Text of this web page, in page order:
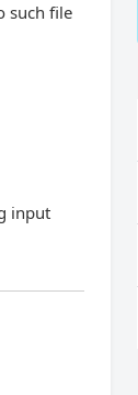
such file
input